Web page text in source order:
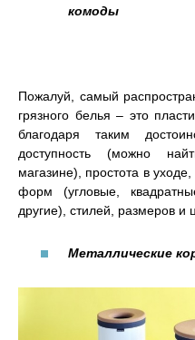
комоды
Пожалуй, самый
грязного белья – это
благодаря таким
доступность (можно
магазине), простота в
форм (угловые,
другие), стилей, размеров и
Металлические